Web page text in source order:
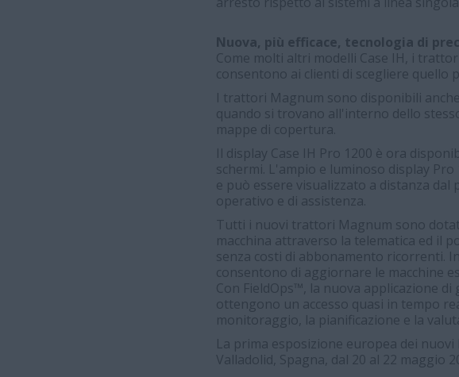
Nuova, più efficace, tecnologia di
Come molti altri modelli Case IH, i
consentono ai clienti di scegliere quello
I trattori Magnum sono disponibili
quando si trovano all'interno dello
mappe di copertura.
Il display Case IH Pro 1200 è ora
schermi. L'ampio e luminoso display
e può essere visualizzato a distanza
operativo e di assistenza.
Tutti i nuovi trattori Magnum sono
macchina attraverso la telematica ed il
senza costi di abbonamento ricorrenti.
consentono di aggiornare le macchine
Con FieldOps™, la nuova applicazione
ottengono un accesso quasi in tempo
monitoraggio, la pianificazione e la
La prima esposizione europea dei
Valladolid, Spagna, dal 20 al 22 maggio